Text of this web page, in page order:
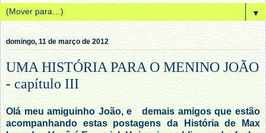
▼
domingo, 11 de março de 2012
UMA HISTÓRIA PARA O MENINO JOÃO
- capítulo III
Olá meu amiguinho João, e demais amigos que estão
acompanhando estas postagens da História de Max